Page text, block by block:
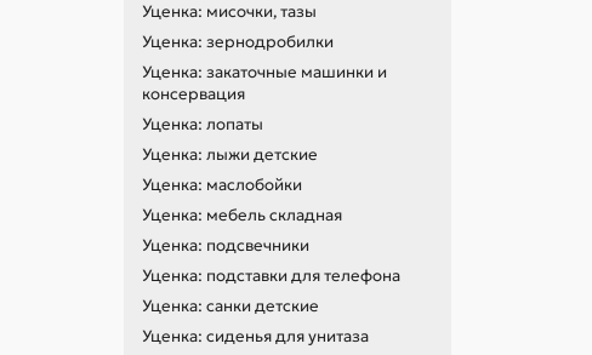
Уценка: мисочки, тазы
Уценка: зернодробилки
Уценка: закаточные машинки и
консервация
Уценка: лопаты
Уценка: лыжи детские
Уценка: маслобойки
Уценка: мебель складная
Уценка: подсвечники
Уценка: подставки для телефона
Уценка: санки детские
Уценка: сиденья для унитаза